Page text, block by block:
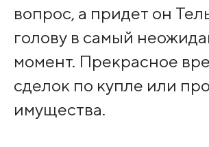
вопрос, а придет он
голову в самый
момент. Прекрасное
сделок по купле или
имущества.